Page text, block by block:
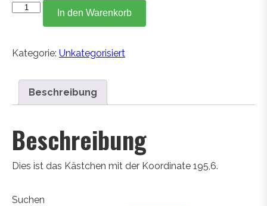
Koordinate
In den Warenkorb
Kategorie: Unkategorisiert
Beschreibung
Beschreibung
Dies ist das Kästchen mit der Koordinate 195,6.
Suchen